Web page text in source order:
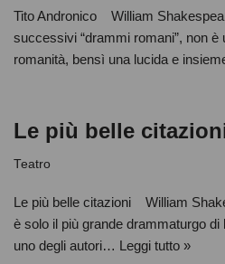
Tito Andronico William
successivi “drammi romani”, non è
romanità, bensì una lucida e
Le più belle
Teatro
Le più belle citazioni William
è solo il più grande drammaturgo
uno degli autori… Leggi tutto »